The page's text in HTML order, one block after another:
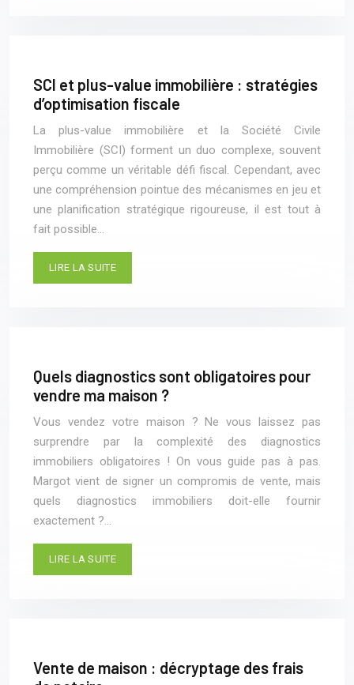
SCI et plus-value immobilière : stratégies
d’optimisation fiscale
La plus-value immobilière et la Société Civile
Immobilière (SCI) forment un duo complexe, souvent
perçu comme un véritable défi fiscal. Cependant, avec
une compréhension pointue des mécanismes en jeu et
une planification stratégique rigoureuse, il est tout à
fait possible…
LIRE LA SUITE
Quels diagnostics sont obligatoires pour
vendre ma maison ?
Vous vendez votre maison ? Ne vous laissez pas
surprendre par la complexité des diagnostics
immobiliers obligatoires ! On vous guide pas à pas.
Margot vient de signer un compromis de vente, mais
quels diagnostics immobiliers doit-elle fournir
exactement ?…
LIRE LA SUITE
Vente de maison : décryptage des frais